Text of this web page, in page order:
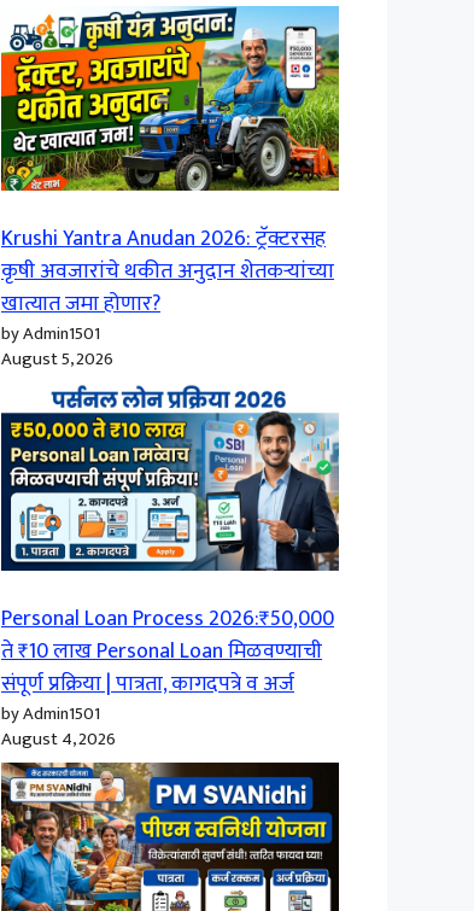
Krushi Yantra Anudan 2026: ट्रॅक्टरसह
कृषी अवजारांचे थकीत अनुदान शेतकऱ्यांच्या
खात्यात जमा होणार?
by Admin1501
August 5, 2026
Personal Loan Process 2026:₹50,000
ते ₹10 लाख Personal Loan मिळवण्याची
संपूर्ण प्रक्रिया | पात्रता, कागदपत्रे व अर्ज
by Admin1501
August 4, 2026